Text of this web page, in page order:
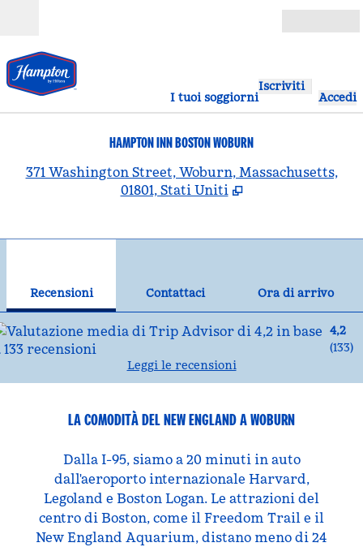
I tuoi soggiorni
Iscriviti
Accedi
HAMPTON INN BOSTON WOBURN
371 Washington Street, Woburn, Massachusetts,
01801, Stati Uniti
Recensioni Contattaci
Ora di arrivo
4,2
(133)
Leggi le recensioni
LA COMODITÀ DEL NEW ENGLAND A WOBURN
Dalla I-95, siamo a 20 minuti in auto
dall'aeroporto internazionale Harvard,
Legoland e Boston Logan. Le attrazioni del
centro di Boston, come il Freedom Trail e il
New England Aquarium, distano meno di 24